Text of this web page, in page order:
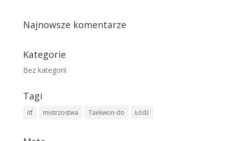
Najnowsze komentarze
Kategorie
Bez kategorii
Tagi
itf mistrzostwa Taekwon-do Łódź